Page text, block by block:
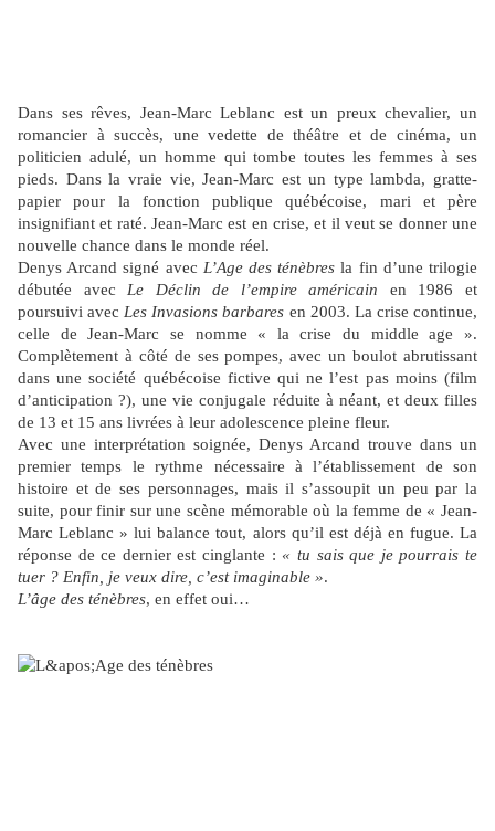
Dans ses rêves, Jean-Marc Leblanc est un preux chevalier, un
romancier à succès, une vedette de théâtre et de cinéma, un
politicien adulé, un homme qui tombe toutes les femmes à ses
pieds. Dans la vraie vie, Jean-Marc est un type lambda, gratte-
papier pour la fonction publique québécoise, mari et père
insignifiant et raté. Jean-Marc est en crise, et il veut se donner une
nouvelle chance dans le monde réel.
Denys Arcand signé avec L’Age des ténèbres la fin d’une trilogie
débutée avec Le Déclin de l’empire américain en 1986 et
poursuivi avec Les Invasions barbares en 2003. La crise continue,
celle de Jean-Marc se nomme « la crise du middle age ».
Complètement à côté de ses pompes, avec un boulot abrutissant
dans une société québécoise fictive qui ne l’est pas moins (film
d’anticipation ?), une vie conjugale réduite à néant, et deux filles
de 13 et 15 ans livrées à leur adolescence pleine fleur.
Avec une interprétation soignée, Denys Arcand trouve dans un
premier temps le rythme nécessaire à l’établissement de son
histoire et de ses personnages, mais il s’assoupit un peu par la
suite, pour finir sur une scène mémorable où la femme de « Jean-
Marc Leblanc » lui balance tout, alors qu’il est déjà en fugue. La
réponse de ce dernier est cinglante : « tu sais que je pourrais te
tuer ? Enfin, je veux dire, c’est imaginable ».
L’âge des ténèbres, en effet oui…